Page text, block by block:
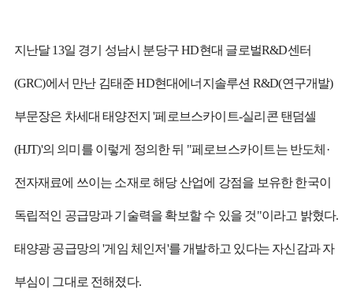
지난달 13일 경기 성남시 분당구 HD현대 글로벌R&D센터
(GRC)에서 만난 김태준 HD현대에너지솔루션 R&D(연구개발)
부문장은 차세대 태양전지 '페로브스카이트-실리콘 탠덤셀
(HJT)'의 의미를 이렇게 정의한 뒤 "페로브스카이트는 반도체·
전자재료에 쓰이는 소재로 해당 산업에 강점을 보유한 한국이
독립적인 공급망과 기술력을 확보할 수 있을 것"이라고 밝혔다.
태양광 공급망의 '게임 체인저'를 개발하고 있다는 자신감과 자
부심이 그대로 전해졌다.